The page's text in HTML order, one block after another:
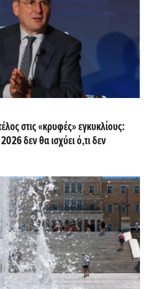
στις «κρυφές» εγκυκλίους:
δεν θα ισχύει ό,τι δεν